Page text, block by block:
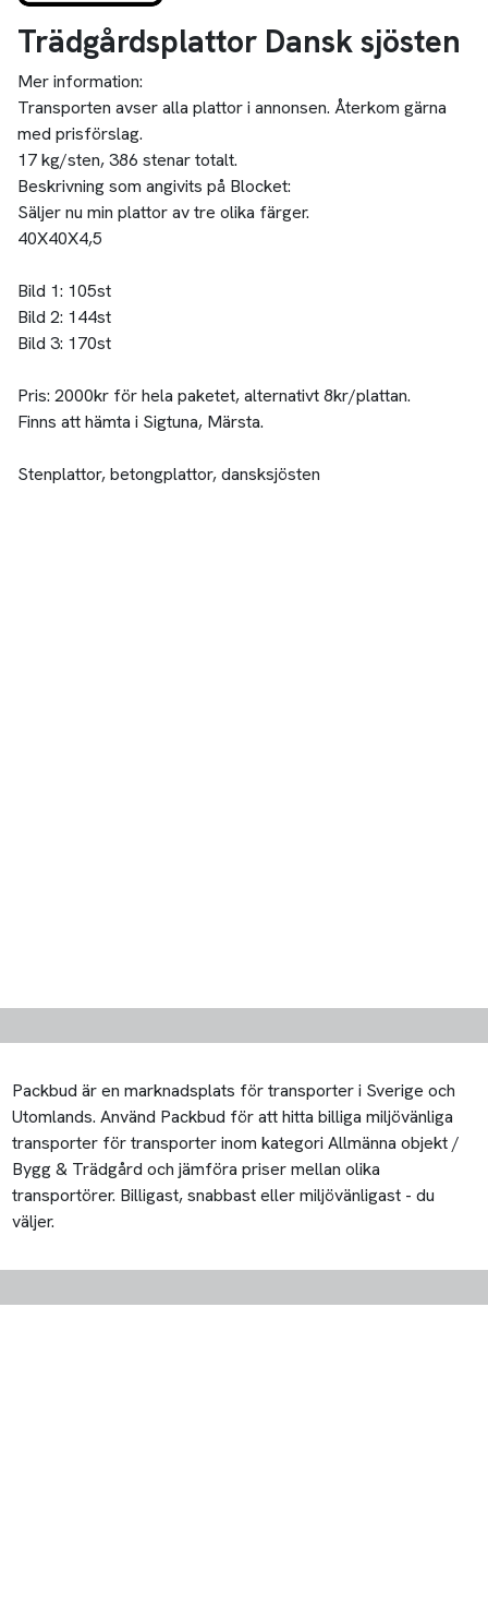
Trädgårdsplattor Dansk sjösten
Mer information:
Transporten avser alla plattor i annonsen. Återkom gärna
med prisförslag.
17 kg/sten, 386 stenar totalt.
Beskrivning som angivits på Blocket:
Säljer nu min plattor av tre olika färger.
40X40X4,5
Bild 1: 105st
Bild 2: 144st
Bild 3: 170st
Pris: 2000kr för hela paketet, alternativt 8kr/plattan.
Finns att hämta i Sigtuna, Märsta.
Stenplattor, betongplattor, dansksjösten
Packbud är en marknadsplats för transporter i Sverige och
Utomlands. Använd Packbud för att hitta billiga miljövänliga
transporter för transporter inom kategori Allmänna objekt /
Bygg & Trädgård och jämföra priser mellan olika
transportörer. Billigast, snabbast eller miljövänligast - du
väljer.